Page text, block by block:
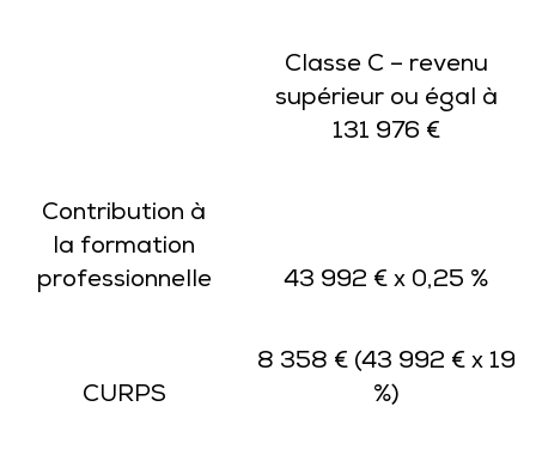
Classe C – revenu
supérieur ou égal à
131 976 €
Contribution à
la formation
professionnelle
43 992 € x 0,25 %
CURPS
8 358 € (43 992 € x 19
%)